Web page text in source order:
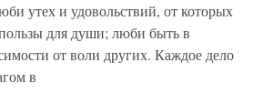
утех и удовольствий, от которых
для души; люби быть в
от воли других. Каждое дело
в